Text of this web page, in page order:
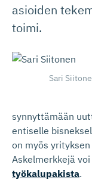
asioiden
toimi.
Sari
synnyttämään
entiselle
on myös
Askelmerkkejä
työkalupakista.